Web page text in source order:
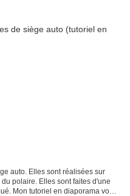
auto. Elles sont réalisées sur
polaire. Elles sont faites d'une
Mon tutoriel en diaporama vous